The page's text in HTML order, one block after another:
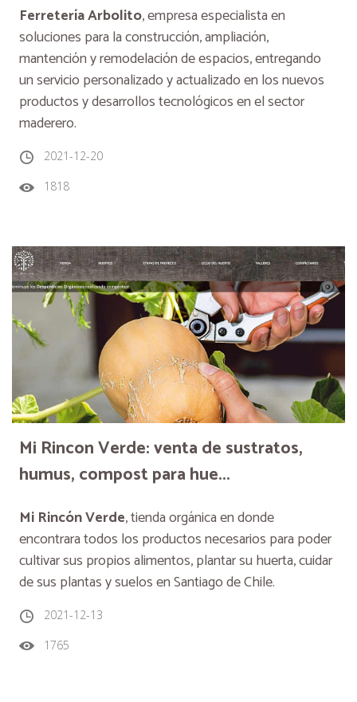
Ferretería Arbolito, empresa especialista en
soluciones para la construcción, ampliación,
mantención y remodelación de espacios, entregando
un servicio personalizado y actualizado en los nuevos
productos y desarrollos tecnológicos en el sector
maderero.
2021-12-20
1818
Mi Rincon Verde: venta de sustratos,
humus, compost para hue...
Mi Rincón Verde, tienda orgánica en donde
encontrara todos los productos necesarios para poder
cultivar sus propios alimentos, plantar su huerta, cuidar
de sus plantas y suelos en Santiago de Chile.
2021-12-13
1765